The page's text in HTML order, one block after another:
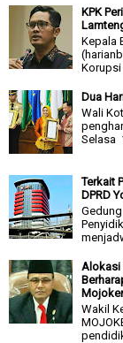
KPK
Kepala
Korupsi
Dua
Wali
Selasa
Terkait
DPRD
Alokasi
Wakil